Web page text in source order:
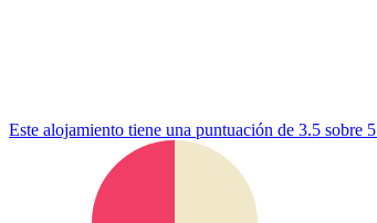
Este alojamiento tiene una puntuación de 3.5 sobre 5